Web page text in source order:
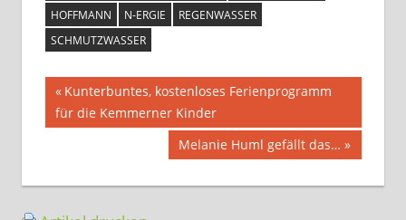
HOFFMANN
N-ERGIE
REGENWASSER
SCHMUTZWASSER
Beitragsnavigation
Vorheriger
Beitrag:
Kunterbuntes, kostenloses Ferienprogramm
für die Kemmerner Kinder
Nächster
Beitrag:
Melanie Huml gefällt das…